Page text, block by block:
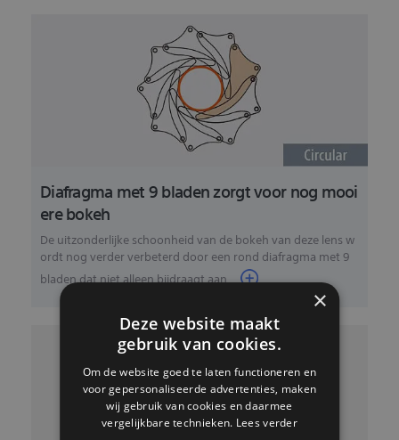
Diafragma met 9 bladen zorgt voor nog mooi
ere bokeh
De uitzonderlijke schoonheid van de bokeh van deze lens w
ordt nog verder verbeterd door een rond diafragma met 9
bladen dat niet alleen bijdraagt aan ...
×
Deze website maakt
gebruik van cookies.
Om de website goed te laten functioneren en
voor gepersonaliseerde advertenties, maken
wij gebruik van cookies en daarmee
vergelijkbare technieken. Lees verder